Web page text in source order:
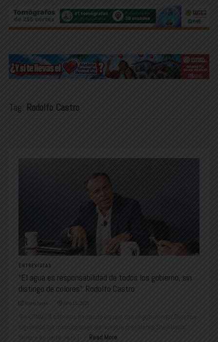
Tag: Rodolfo Castro
ENTREVISTAS
“El agua es responsabilidad de todos los gobierno, sin
distingo de colores”: Rodolfo Castro
Nuevo Sonora julio 15, 2025
“En CONAGUA estamos haciendo equipo con el gobernador Durazo y
siguiendo las instrucciones de nuestra presidenta Sheinbaum”
Sonora es parte de lo [...]
Read More